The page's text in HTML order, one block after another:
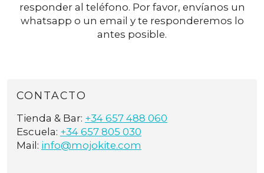
responder al teléfono. Por favor, envíanos un
whatsapp o un email y te responderemos lo
antes posible.
CONTACTO
Tienda & Bar: +34 657 488 060
Escuela: +34 657 805 030
Mail: info@mojokite.com